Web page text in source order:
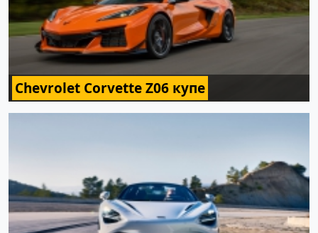
Chevrolet Corvette Z06 купе